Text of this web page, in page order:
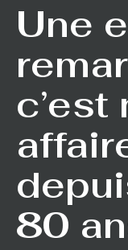
Une
c’est
80